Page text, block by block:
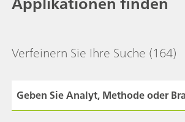
Verfeinern Sie Ihre Suche (164)